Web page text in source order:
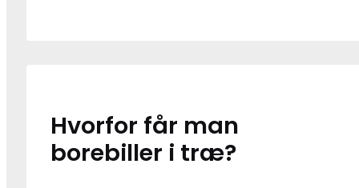
Hvorfor får man
borebiller i træ?